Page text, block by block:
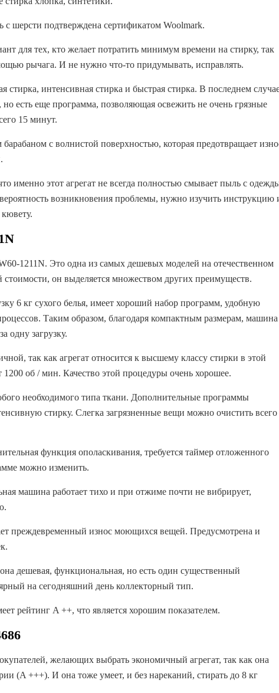
шерсти подтверждена сертификатом Woolmark.
для тех, кто желает потратить минимум времени на стирку, так
рычага. И не нужно что-то придумывать, исправлять.
стирка, интенсивная стирка и быстрая стирка. В последнем
есть еще программа, позволяющая освежить не очень грязные
15 минут.
с волнистой поверхностью, которая предотвращает
именно этот агрегат не всегда полностью смывает пыль с
возникновения проблемы, нужно изучить инструкцию
1211N. Это одна из самых дешевых моделей на отечественном
он выделяется множеством других преимуществ.
6 кг сухого белья, имеет хороший набор программ, удобную
Таким образом, благодаря компактным размерам, машина
одну загрузку.
так как агрегат относится к высшему классу стирки в этой
об / мин. Качество этой процедуры очень хорошее.
необходимого типа ткани. Дополнительные программы
стирку. Слегка загрязненные вещи можно очистить всего
функция ополаскивания, требуется таймер отложенного
можно изменить.
машина работает тихо и при отжиме почти не вибрирует,
преждевременный износ моющихся вещей. Предусмотрена и
​​дешевая, функциональная, но есть один существенный
на сегодняшний день коллекторный тип.
рейтинг A ++, что является хорошим показателем.
желающих выбрать экономичный агрегат, так как она
(A +++). И она тоже умеет, и без нареканий, стирать до 8 кг